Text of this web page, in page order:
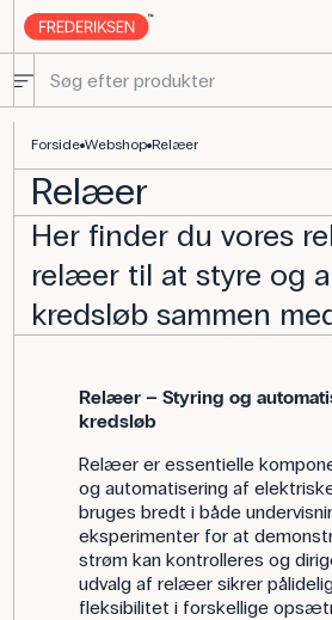
Forside Webshop Relæer
Relæer
Her finder du vores
relæer til at styre og
kredsløb sammen
Relæer – Styring og
kredsløb
Relæer er essentielle
og automatisering af
bruges bredt i både
eksperimenter for at
strøm kan kontrolleres og
udvalg af relæer sikrer
fleksibilitet i forskellige